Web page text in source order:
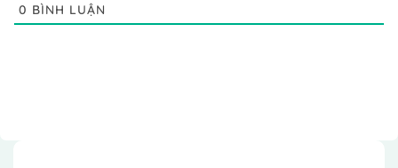
0 BÌNH LUẬN